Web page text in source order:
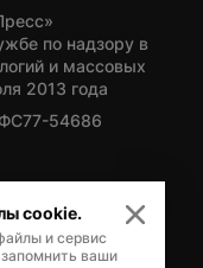
по надзору в
и массовых
2013 года
54686
политики Ямало-
cookie.
и сервис
ваши